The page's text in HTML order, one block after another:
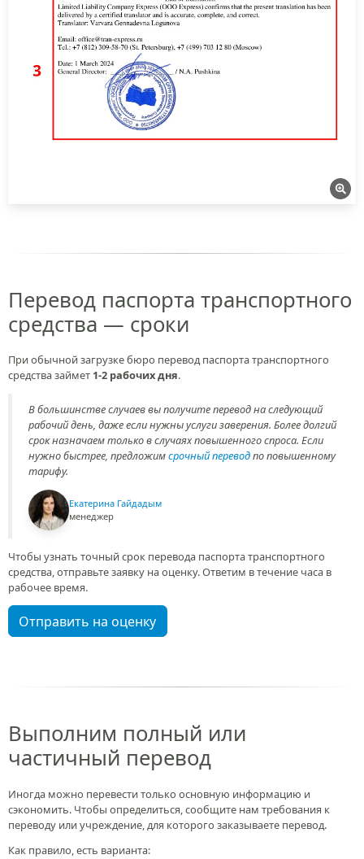
Перевод паспорта транспортного
средства — сроки
При обычной загрузке бюро перевод паспорта транспортного
средства займет 1-2 рабочих дня.
В большинстве случаев вы получите перевод на следующий
рабочий день, даже если нужны услуги заверения. Более долгий
срок назначаем только в случаях повышенного спроса. Если
нужно быстрее, предложимсрочный переводпо повышенному
тарифу.
Екатерина Гайдадым
менеджер
Чтобы узнать точный срок перевода паспорта транспортного
средства, отправьте заявку на оценку. Ответим в течение часа в
рабочее время.
Отправить на оценку
Выполним полный или
частичный перевод
Иногда можно перевести только основную информацию и
сэкономить. Чтобы определиться, сообщите нам требования к
переводу или учреждение, для которого заказываете перевод.
Как правило, есть варианта: